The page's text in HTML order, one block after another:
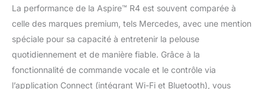
robot tondeuse
Husqvarna sans fil avec
GPS couvre jusqu'à 600
m² en bandes, damier ou
triangles – tonte
systématique ou libre
pour un gazon uniforme.
La performance de la Aspire™ R4 est souvent comparée à
celle des marques premium, tels Mercedes, avec une mention
spéciale pour sa capacité à entretenir la pelouse
quotidiennement et de manière fiable. Grâce à la
fonctionnalité de commande vocale et le contrôle via
l’application Connect (intégrant Wi-Fi et Bluetooth), vous